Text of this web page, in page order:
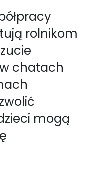
rolnikom
chatach
mogą